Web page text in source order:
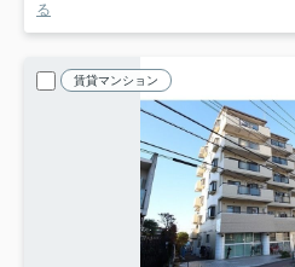
る
賃貸マンション